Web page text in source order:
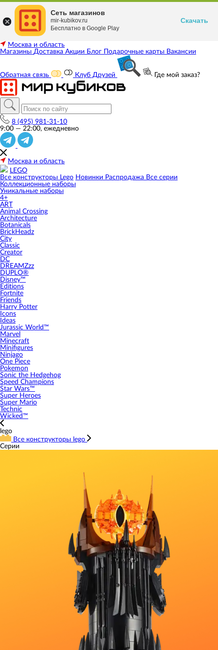
Москва и область
Магазины Доставка Акции Блог Подарочные карты Вакансии
Обратная связь Клуб Друзей Где мой заказ?
8 (495) 981-31-10
9:00 — 22:00, ежедневно
Москва и область
LEGO
Все конструкторы Lego Новинки Распродажа Все серии
Коллекционные наборы
Уникальные наборы
4+
ART
Animal Crossing
Architecture
Botanicals
BrickHeadz
City
Classic
Creator
DC
DREAMZzz
DUPLO®
Disney™
Editions
Fortnite
Friends
Harry Potter
Icons
Ideas
Jurassic World™
Marvel
Minecraft
Minifigures
Ninjago
One Piece
Pokemon
Sonic the Hedgehog
Speed Champions
Star Wars™
Super Heroes
Super Mario
Technic
Wicked™
lego
Все конструкторы lego
Серии
Сеть магазинов
mir-kubikov.ru
Бесплатно в Google Play
Скачать